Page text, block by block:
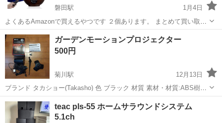
磐田駅
1月4日
よくあるAmazonで買えるやつです ２個あります。 まとめて買い取っ
ていただける方よろしくお願いします。 一個はケーブルがないです。
静岡 磐田市 磐田駅 プロジェクター、ホームシアター
プラネタリウム
ガーデンモーションプロジェクター
500円
菊川駅
12月13日
ブランド タカショー(Takasho) 色 ブラック 材質 素材・材質:ABS樹
脂・ガラス スタイル ガーデンモーションプロジェクター スノー コー
ド全長:約5m LED数:4球/LED色:ホワイト 消費電力※LED...
静岡 牧之原市 プロジェクター、ホームシアター
プロジェクター
teac pls-55 ホームサラウンドシステム
5.1ch